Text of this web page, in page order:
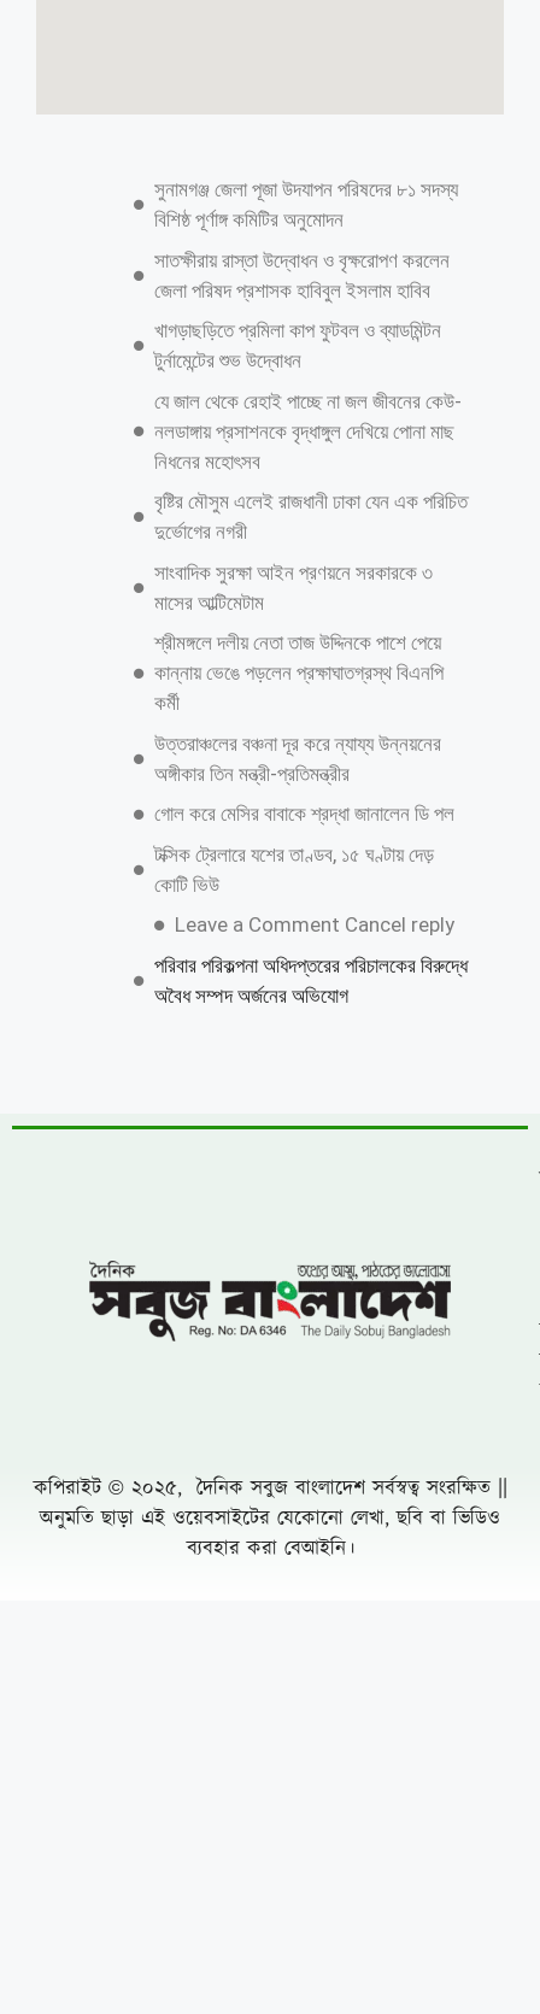
সুনামগঞ্জ জেলা পূজা উদযাপন পরিষদের ৮১ সদস্য
বিশিষ্ঠ পূর্ণাঙ্গ কমিটির অনুমোদন
সাতক্ষীরায় রাস্তা উদ্বোধন ও বৃক্ষরোপণ করলেন
জেলা পরিষদ প্রশাসক হাবিবুল ইসলাম হাবিব
খাগড়াছড়িতে প্রমিলা কাপ ফুটবল ও ব্যাডমিন্টন
টুর্নামেন্টের শুভ উদ্বোধন
যে জাল থেকে রেহাই পাচ্ছে না জল জীবনের কেউ-
নলডাঙ্গায় প্রসাশনকে বৃদ্ধাঙ্গুল দেখিয়ে পোনা মাছ
নিধনের মহোৎসব
বৃষ্টির মৌসুম এলেই রাজধানী ঢাকা যেন এক পরিচিত
দুর্ভোগের নগরী
সাংবাদিক সুরক্ষা আইন প্রণয়নে সরকারকে ৩
মাসের আল্টিমেটাম
শ্রীমঙ্গলে দলীয় নেতা তাজ উদ্দিনকে পাশে পেয়ে
কান্নায় ভেঙে পড়লেন প্রক্ষাঘাতগ্রস্থ বিএনপি
কর্মী
উত্তরাঞ্চলের বঞ্চনা দূর করে ন্যায্য উন্নয়নের
অঙ্গীকার তিন মন্ত্রী-প্রতিমন্ত্রীর
গোল করে মেসির বাবাকে শ্রদ্ধা জানালেন ডি পল
টক্সিক ট্রেলারে যশের তাণ্ডব, ১৫ ঘণ্টায় দেড়
কোটি ভিউ
Leave a Comment Cancel reply
পরিবার পরিকল্পনা অধিদপ্তরের পরিচালকের বিরুদ্ধে
অবৈধ সম্পদ অর্জনের অভিযোগ
কপিরাইট © ২০২৫, দৈনিক সবুজ বাংলাদেশ সর্বস্বত্ব সংরক্ষিত ||
অনুমতি ছাড়া এই ওয়েবসাইটের যেকোনো লেখা, ছবি বা ভিডিও
ব্যবহার করা বেআইনি।